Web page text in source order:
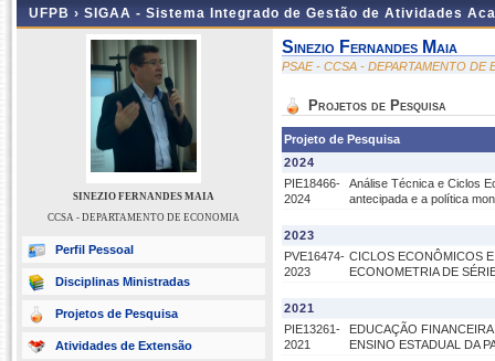
UFPB › SIGAA - Sistema Integrado de Gestão de Atividades
SINEZIO FERNANDES MAIA
CCSA - DEPARTAMENTO DE ECONOMIA
Perfil Pessoal
Disciplinas Ministradas
Projetos de Pesquisa
Atividades de Extensão
Sinezio Fernandes Maia
PSAE - CCSA - DEPARTAMENTO DE
Projetos de Pesquisa
Projeto de Pesquisa
2024
PIE18466-
2024
Análise Técnica e Ciclos
antecipada e a política
2023
PVE16474-
2023
CICLOS ECONÔMICOS
ECONOMETRIA DE
2021
PIE13261-
2021
EDUCAÇÃO
ENSINO ESTADUAL DA